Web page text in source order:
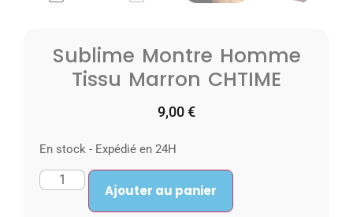
Sublime Montre Homme
Tissu Marron CHTIME
9,00€
En stock - Expédié en 24H
Ajouter au panier